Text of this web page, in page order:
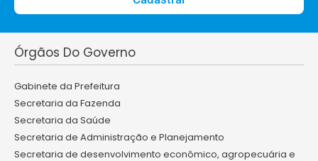
Órgãos Do Governo
Gabinete da Prefeitura
Secretaria da Fazenda
Secretaria da Saúde
Secretaria de Administração e Planejamento
Secretaria de desenvolvimento econômico, agropecuária e